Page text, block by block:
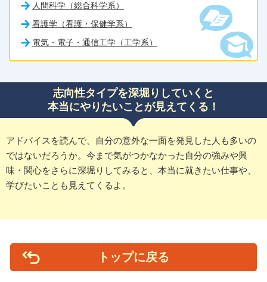
人間科学（総合科学系）
看護学（看護・保健学系）
電気・電子・通信工学（工学系）
志向性タイプを深堀りしていくと
本当にやりたいことが見えてくる！
アドバイスを読んで、自分の意外な一面を発見した人も多いの
ではないだろうか。今まで気がつかなかった自分の強みや興
味・関心をさらに深堀りしてみると、本当に就きたい仕事や、
学びたいことも見えてくるよ。
トップに戻る